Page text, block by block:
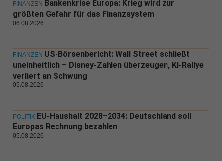
FINANZEN Bankenkrise Europa: Krieg wird zur
größten Gefahr für das Finanzsystem
06.08.2026
FINANZEN US-Börsenbericht: Wall Street schließt
uneinheitlich – Disney-Zahlen überzeugen, KI-Rallye
verliert an Schwung
05.08.2026
POLITIK EU-Haushalt 2028–2034: Deutschland soll
Europas Rechnung bezahlen
05.08.2026